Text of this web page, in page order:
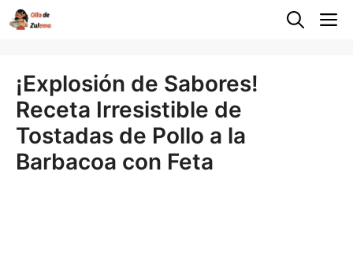
Saltar
¡Explosión de Sabores!
Receta Irresistible de
Tostadas de Pollo a la
Barbacoa con Feta